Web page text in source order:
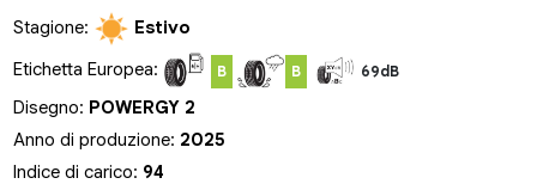
Stagione:
Estivo
Etichetta Europea:
B B 69dB
Disegno: POWERGY 2
Anno di produzione: 2025
Indice di carico: 94